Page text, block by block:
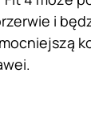
i